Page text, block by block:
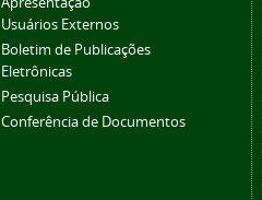
Usuários Externos
Boletim de Publicações
Eletrônicas
Pesquisa Pública
Conferência de Documentos